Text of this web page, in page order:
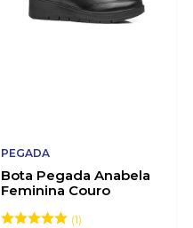
PEGADA
Bota Pegada Anabela
Feminina Couro
1